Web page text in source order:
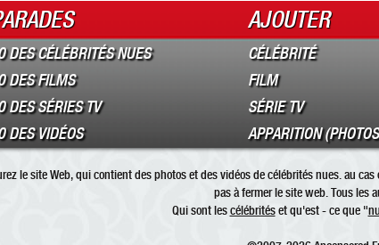
DES CÉLÉBRITÉS NUES
DES FILMS
DES SÉRIES TV
DES VIDÉOS
AJOUTER
CÉLÉBRITÉ
FILM
SÉRIE TV
APPARITION
le site Web, qui contient des photos et des vidéos de célébrités nues. au
pas à fermer le site web. Tous les
Qui sont lescélébritéset qu'est - ce que "nu